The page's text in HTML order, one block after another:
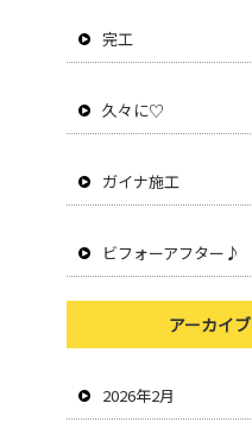
完工
久々に♡
ガイナ施工
ビフォーアフター♪
アーカイブ
2026年2月